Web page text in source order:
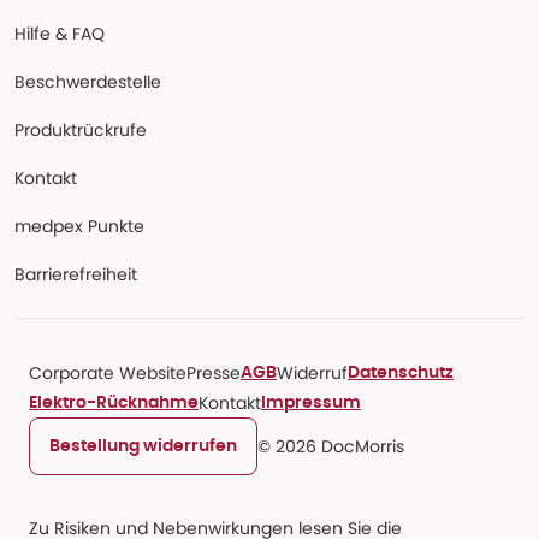
Hilfe & FAQ
Beschwerdestelle
Produktrückrufe
Kontakt
medpex Punkte
Barrierefreiheit
Corporate WebsitePresseAGBWiderruf Datenschutz
Elektro-RücknahmeKontakt Impressum
Bestellung widerrufen © 2026 DocMorris
Zu Risiken und Nebenwirkungen lesen Sie die